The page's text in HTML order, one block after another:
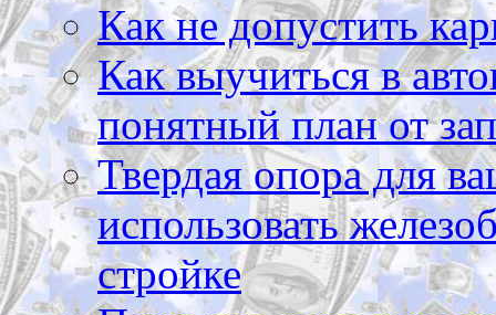
Как не допустить
Как выучиться в
понятный план от
Твердая опора для
использовать
стройке